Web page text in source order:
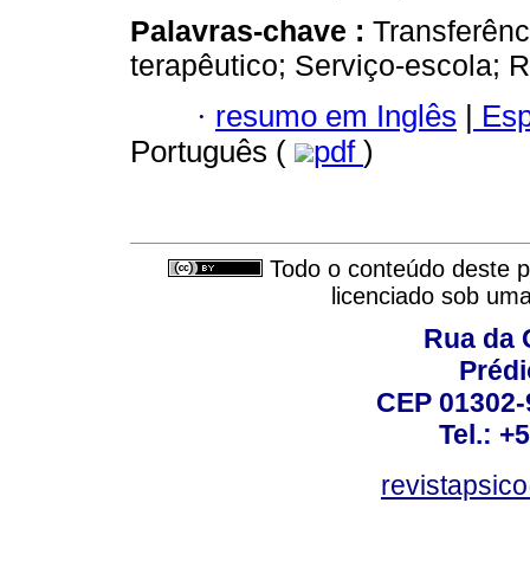
Palavras-chave :
terapêutico; Serviço-escola;
· resumo em Inglês |
Português (
pdf )
Todo o conteúdo deste
licenciado sob
Rua da
CEP
Tel.: